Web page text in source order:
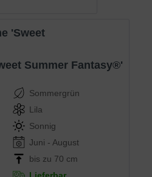
Summer Fantasy®'
Sommergrün
Lila
Sonnig
Juni - August
bis zu 70 cm